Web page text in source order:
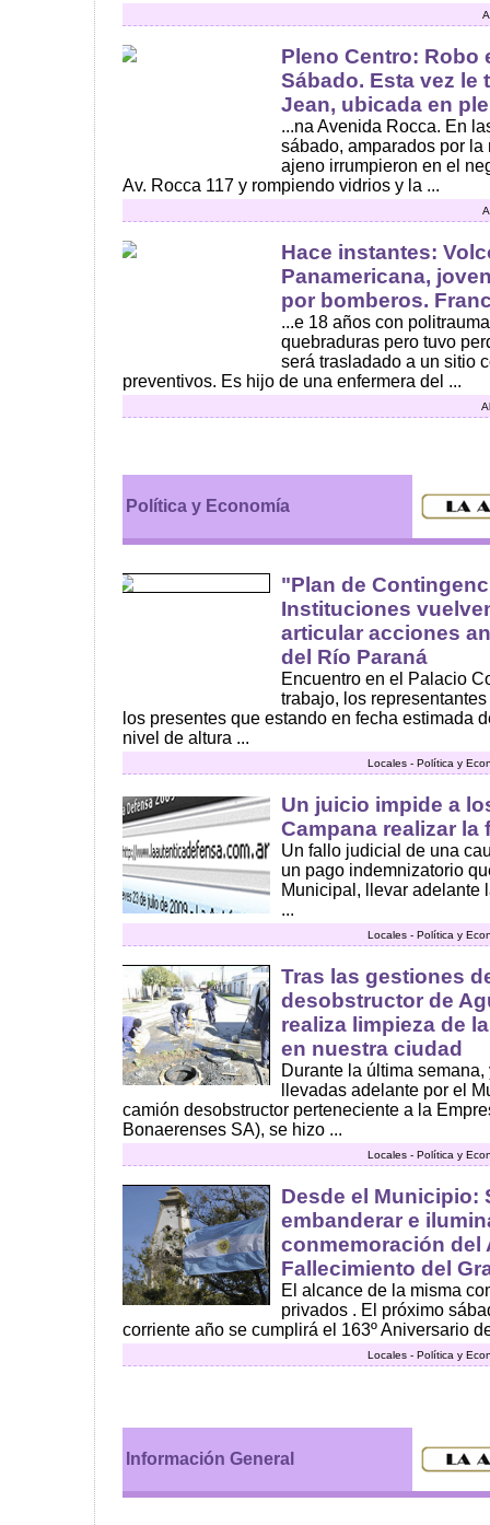
Pleno Centro: Robo
Sábado. Esta vez le
Jean, ubicada en
...na Avenida Rocca. En
sábado, amparados por
ajeno irrumpieron en el
Av. Rocca 117 y rompiendo vidrios y la ...
Hace instantes:
Panamericana,
por bomberos.
...e 18 años con
quebraduras pero tuvo
será trasladado a un sitio
preventivos. Es hijo de una enfermera del ...
Política y Economía
"Plan de
Instituciones
articular acciones
del Río Paraná
Encuentro en el Palacio
trabajo, los
los presentes que estando en fecha estimada
nivel de altura ...
Locales - Política y
Un juicio impide a
Campana realizar la
Un fallo judicial de una
un pago indemnizatorio
Municipal, llevar adelante
...
Locales - Política y
Tras las gestiones
desobstructor de
realiza limpieza de
en nuestra ciudad
Durante la última
llevadas adelante por el
camión desobstructor perteneciente a la
Bonaerenses SA), se hizo ...
Locales - Política y
Desde el Municipio:
embanderar e
conmemoración del
Fallecimiento del
El alcance de la misma
privados . El próximo
corriente año se cumplirá el 163º Aniversario
Locales - Política y
Información General